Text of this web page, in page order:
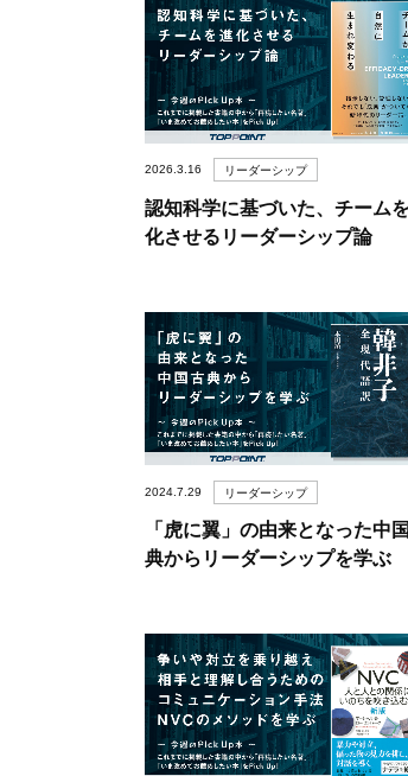
2026.3.16 リーダーシップ
認知科学に基づいた、チーム
化させるリーダーシップ論
2024.7.29 リーダーシップ
「虎に翼」の由来となった中
典からリーダーシップを学ぶ